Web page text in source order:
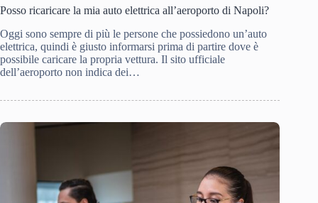
Posso ricaricare la mia auto elettrica all’aeroporto di Napoli?
Oggi sono sempre di più le persone che possiedono un’auto
elettrica, quindi è giusto informarsi prima di partire dove è
possibile caricare la propria vettura. Il sito ufficiale
dell’aeroporto non indica dei…